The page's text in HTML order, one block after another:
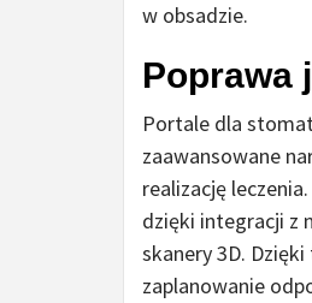
w obsadzie.
Poprawa
Portale dla
zaawansowane
realizację
dzięki integracji z
skanery 3D.
zaplanowanie